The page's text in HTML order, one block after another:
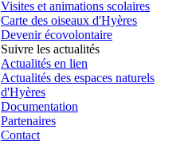
Visites et animations scolaires
Carte des oiseaux d'Hyères
Devenir écovolontaire
Suivre les actualités
Actualités en lien
Actualités des espaces naturels
d'Hyères
Documentation
Partenaires
Contact